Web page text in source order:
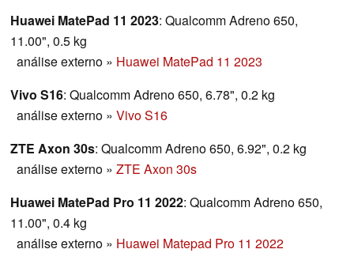
Huawei MatePad 11 2023: Qualcomm Adreno 650,
11.00", 0.5 kg
análise externo » Huawei MatePad 11 2023
Vivo S16: Qualcomm Adreno 650, 6.78", 0.2 kg
análise externo » Vivo S16
ZTE Axon 30s: Qualcomm Adreno 650, 6.92", 0.2 kg
análise externo » ZTE Axon 30s
Huawei MatePad Pro 11 2022: Qualcomm Adreno 650,
11.00", 0.4 kg
análise externo » Huawei Matepad Pro 11 2022